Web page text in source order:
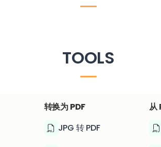
TOOLS
转换为 PDF
JPG 转 PDF
从